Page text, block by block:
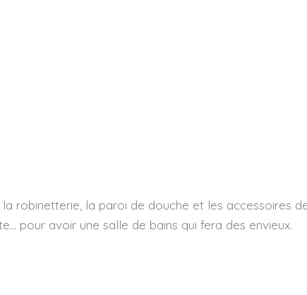
robinetterie, la paroi de douche et les accessoires
pour avoir une salle de bains qui fera des envieux.